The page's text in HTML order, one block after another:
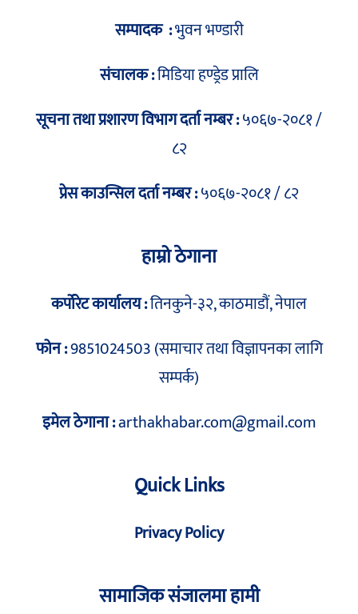
सम्पादक :भुवन भण्डारी
संचालक :मिडिया हण्ड्रेड प्रालि
सूचना तथा प्रशारण विभाग दर्ता नम्बर :५०६७-२०८१ /
८२
प्रेस काउन्सिल दर्ता नम्बर :५०६७-२०८१ / ८२
हाम्रो ठेगाना
कर्पोरेट कार्यालय :तिनकुने-३२, काठमाडौं, नेपाल
फोन :9851024503 (समाचार तथा विज्ञापनका लागि
सम्पर्क)
इमेल ठेगाना :arthakhabar.com@gmail.com
Quick Links
Privacy Policy
सामाजिक संजालमा हामी